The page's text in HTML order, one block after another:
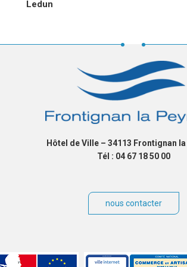
Ledun
Hôtel de Ville – 34113 Frontignan
Tél : 04 67 18 50 00
nous contacter